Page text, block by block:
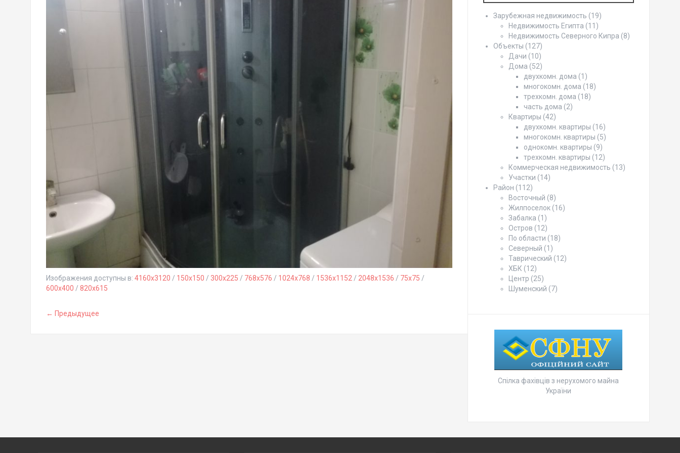
Изображения доступны в: 4160x3120 / 150x150 / 300x225 / 768x576 / 1024x768 / 1536x1152/ 2048x1536 / 75x75 /
600x400 / 820x615
← Предыдущее
Зарубежная недвижимость (19)
Недвижимость Египта (11)
Недвижимость Северного Кипра (8)
Объекты (127)
Дачи (10)
Дома (52)
двухкомн. дома (1)
многокомн. дома (18)
трехкомн. дома (18)
часть дома (2)
Квартиры (42)
двухкомн. квартиры (16)
многокомн. квартиры (5)
однокомн. квартиры (9)
трехкомн. квартиры (12)
Коммерческая недвижимость (13)
Участки (14)
Район (112)
Восточный (8)
Жилпоселок(16)
Забалка (1)
Остров (12)
По области (18)
Северный (1)
Таврический (12)
ХБК (12)
Центр (25)
Шуменский (7)
Спілка фахівців з нерухомого майна
України